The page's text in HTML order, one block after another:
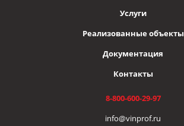
Услуги
Реализованные объекты
Документация
Контакты
8-800-600-29-97
info@vinprof.ru